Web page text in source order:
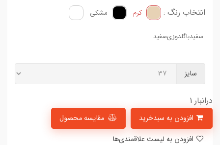
انتخاب رنگ : کرم مشکی
سفید‌با‌گلدوزی‌سفید
سایز
درانبار 1
مقایسه محصول